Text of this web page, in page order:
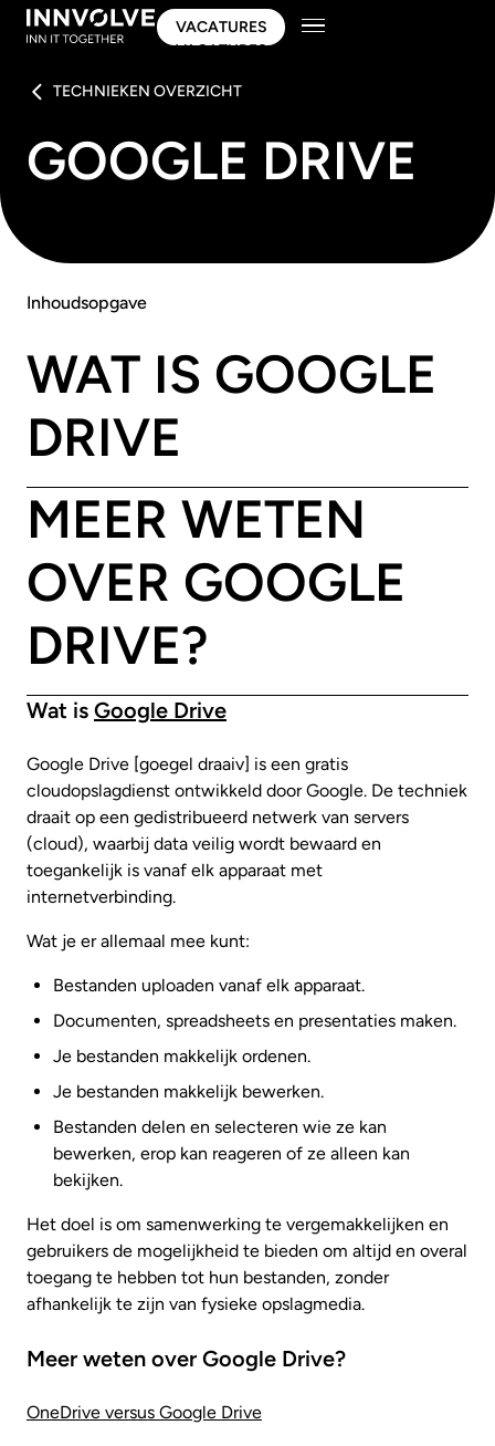
VACATURES
VACATURES
TECHNIEKEN OVERZICHT
GOOGLE DRIVE
Inhoudsopgave
WAT IS GOOGLE
DRIVE
MEER WETEN
OVER GOOGLE
DRIVE?
Wat is Google Drive
Google Drive [goegel draaiv] is een gratis
cloudopslagdienst ontwikkeld door Google. De techniek
draait op een gedistribueerd netwerk van servers
(cloud), waarbij data veilig wordt bewaard en
toegankelijk is vanaf elk apparaat met
internetverbinding.
Wat je er allemaal mee kunt:
Bestanden uploaden vanaf elk apparaat.
Documenten, spreadsheets en presentaties maken.
Je bestanden makkelijk ordenen.
Je bestanden makkelijk bewerken.
Bestanden delen en selecteren wie ze kan
bewerken, erop kan reageren of ze alleen kan
bekijken.
Het doel is om samenwerking te vergemakkelijken en
gebruikers de mogelijkheid te bieden om altijd en overal
toegang te hebben tot hun bestanden, zonder
afhankelijk te zijn van fysieke opslagmedia.
Meer weten over Google Drive?
OneDrive versus Google Drive